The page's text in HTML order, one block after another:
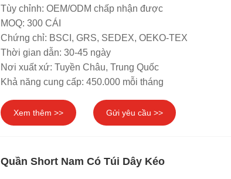
Tùy chỉnh: OEM/ODM chấp nhận được
MOQ: 300 CÁI
Chứng chỉ: BSCI, GRS, SEDEX, OEKO-TEX
Thời gian dẫn: 30-45 ngày
Nơi xuất xứ: Tuyền Châu, Trung Quốc
Khả năng cung cấp: 450.000 mỗi tháng
Xem thêm >> Gửi yêu cầu >>
Quần Short Nam Có Túi Dây Kéo